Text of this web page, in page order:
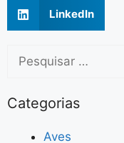
LinkedIn
Categorias
Aves